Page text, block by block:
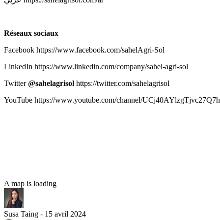
Réseaux sociaux
Facebook https://www.facebook.com/sahelAgri-Sol
LinkedIn https://www.linkedin.com/company/sahel-agri-sol
Twitter @sahelagrisol https://twitter.com/sahelagrisol
YouTube https://www.youtube.com/channel/
A map is loading
Susa Taing - 15 avril 2024